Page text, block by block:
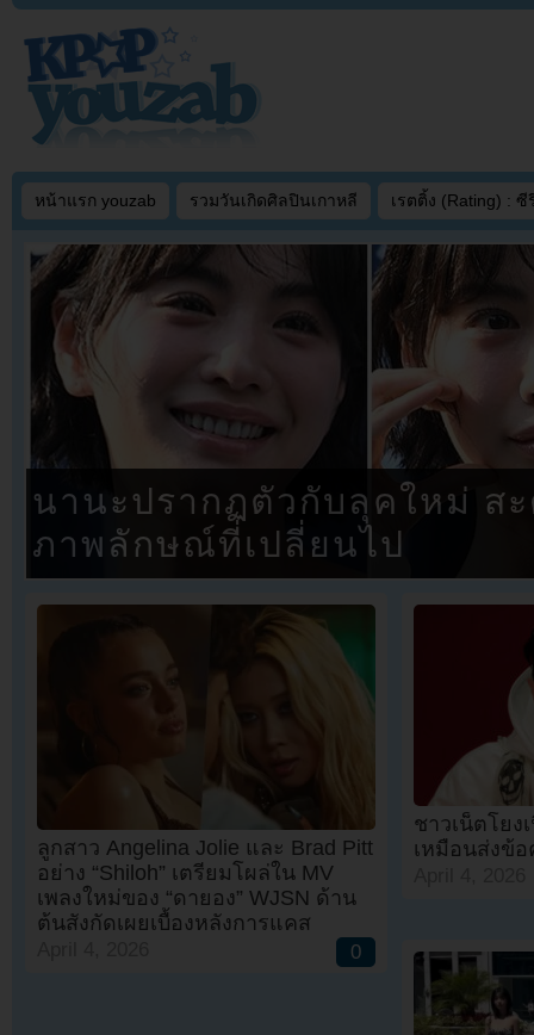
หน้าแรก youzab รวมวันเกิดศิลปินเกาหลี เรตติ้ง (Rating) : ซี
นานะปรากฏตัวกับลุคใหม่ ส
ภาพลักษณ์ที่เปลี่ยนไป
ลูกสาว Angelina Jolie และ Brad Pitt
อย่าง “Shiloh” เตรียมโผล่ใน MV
เพลงใหม่ของ “ดายอง” WJSN ด้าน
ต้นสังกัดเผยเบื้องหลังการแคส
0
ชาวเน็ตโยง
เหมือนส่งข้